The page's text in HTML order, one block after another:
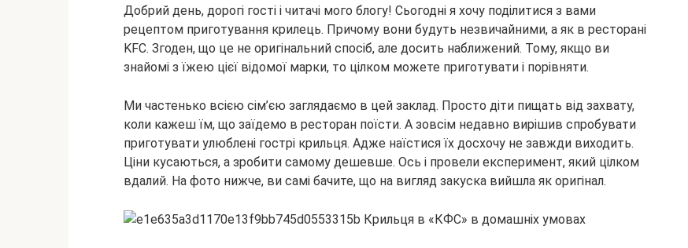
Добрий день, дорогі гості і читачі мого блогу! Сьогодні я хочу поділитися з вами
рецептом приготування крилець. Причому вони будуть незвичайними, а як в ресторані
KFC. Згоден, що це не оригінальний спосіб, але досить наближений. Тому, якщо ви
знайомі з їжею цієї відомої марки, то цілком можете приготувати і порівняти.
Ми частенько всією сім’єю заглядаємо в цей заклад. Просто діти пищать від захвату,
коли кажеш їм, що заїдемо в ресторан поїсти. А зовсім недавно вирішив спробувати
приготувати улюблені гострі крильця. Адже наїстися їх досхочу не завжди виходить.
Ціни кусаються, а зробити самому дешевше. Ось і провели експеримент, який цілком
вдалий. На фото нижче, ви самі бачите, що на вигляд закуска вийшла як оригінал.